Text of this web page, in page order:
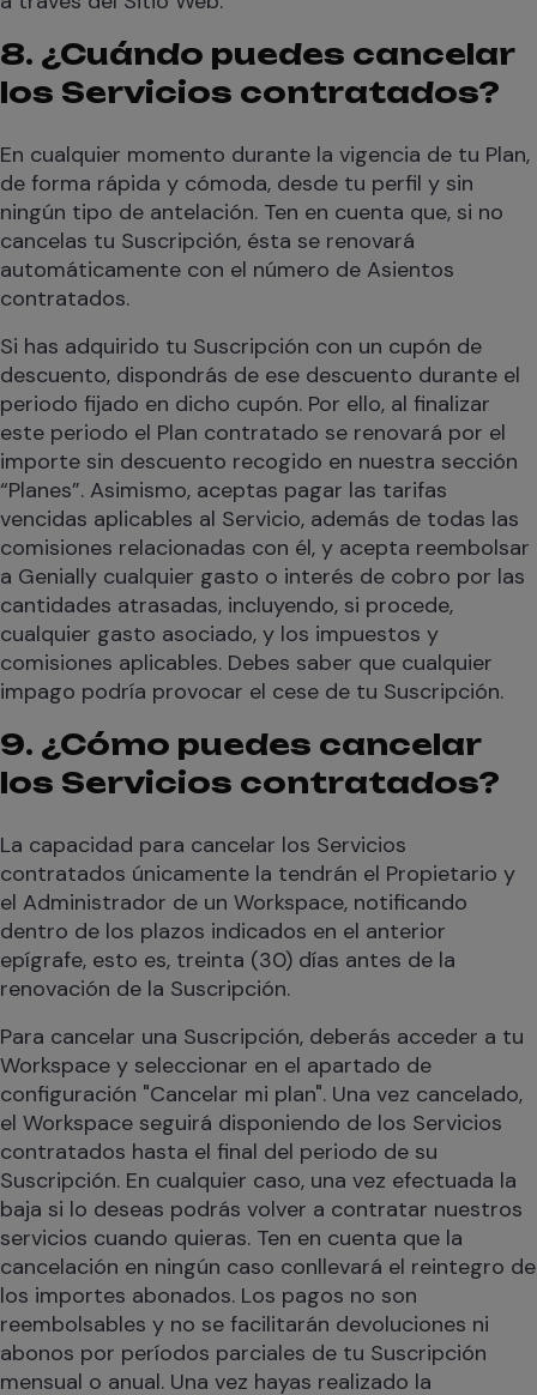
8. ¿Cuándo puedes cancelar
los Servicios contratados?
En cualquier momento durante la vigencia de tu Plan,
de forma rápida y cómoda, desde tu perfil y sin
ningún tipo de antelación. Ten en cuenta que, si no
cancelas tu Suscripción, ésta se renovará
automáticamente con el número de Asientos
contratados.
Si has adquirido tu Suscripción con un cupón de
descuento, dispondrás de ese descuento durante el
periodo fijado en dicho cupón. Por ello, al finalizar
este periodo el Plan contratado se renovará por el
importe sin descuento recogido en nuestra sección
“Planes”. Asimismo, aceptas pagar las tarifas
vencidas aplicables al Servicio, además de todas las
comisiones relacionadas con él, y acepta reembolsar
a Genially cualquier gasto o interés de cobro por las
cantidades atrasadas, incluyendo, si procede,
cualquier gasto asociado, y los impuestos y
comisiones aplicables. Debes saber que cualquier
impago podría provocar el cese de tu Suscripción.
9. ¿Cómo puedes cancelar
los Servicios contratados?
La capacidad para cancelar los Servicios
contratados únicamente la tendrán el Propietario y
el Administrador de un Workspace, notificando
dentro de los plazos indicados en el anterior
epígrafe, esto es, treinta (30) días antes de la
renovación de la Suscripción.
Para cancelar una Suscripción, deberás acceder a tu
Workspace y seleccionar en el apartado de
configuración "Cancelar mi plan". Una vez cancelado,
el Workspace seguirá disponiendo de los Servicios
contratados hasta el final del periodo de su
Suscripción. En cualquier caso, una vez efectuada la
baja si lo deseas podrás volver a contratar nuestros
servicios cuando quieras. Ten en cuenta que la
cancelación en ningún caso conllevará el reintegro de
los importes abonados. Los pagos no son
reembolsables y no se facilitarán devoluciones ni
abonos por períodos parciales de tu Suscripción
mensual o anual. Una vez hayas realizado la